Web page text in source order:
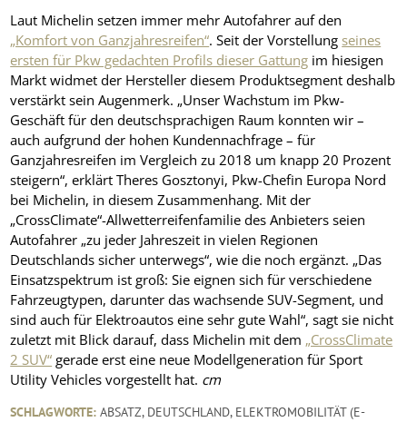
Laut Michelin setzen immer mehr Autofahrer auf den
„Komfort von Ganzjahresreifen“. Seit der Vorstellung seines
ersten für Pkw gedachten Profils dieser Gattung im hiesigen
Markt widmet der Hersteller diesem Produktsegment deshalb
verstärkt sein Augenmerk. „Unser Wachstum im Pkw-
Geschäft für den deutschsprachigen Raum konnten wir –
auch aufgrund der hohen Kundennachfrage – für
Ganzjahresreifen im Vergleich zu 2018 um knapp 20 Prozent
steigern“, erklärt Theres Gosztonyi, Pkw-Chefin Europa Nord
bei Michelin, in diesem Zusammenhang. Mit der
„CrossClimate“-Allwetterreifenfamilie des Anbieters seien
Autofahrer „zu jeder Jahreszeit in vielen Regionen
Deutschlands sicher unterwegs“, wie die noch ergänzt. „Das
Einsatzspektrum ist groß: Sie eignen sich für verschiedene
Fahrzeugtypen, darunter das wachsende SUV-Segment, und
sind auch für Elektroautos eine sehr gute Wahl“, sagt sie nicht
zuletzt mit Blick darauf, dass Michelin mit dem „CrossClimate
2 SUV“ gerade erst eine neue Modellgeneration für Sport
Utility Vehicles vorgestellt hat. cm
SCHLAGWORTE: ABSATZ, DEUTSCHLAND, ELEKTROMOBILITÄT (E-